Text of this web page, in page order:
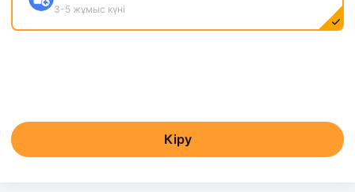
3-5 жұмыс күні
Кіру